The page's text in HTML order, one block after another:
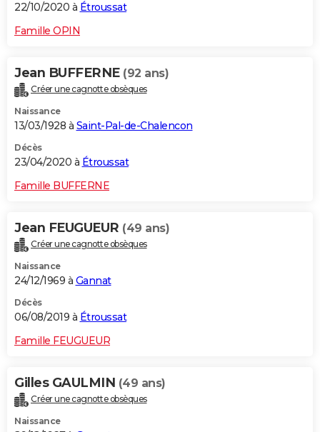
22/10/2020 à Étroussat
Famille OPIN
Jean BUFFERNE (92 ans)
Créer une cagnotte obsèques
Naissance
13/03/1928 à Saint-Pal-de-Chalencon
Décès
23/04/2020 à Étroussat
Famille BUFFERNE
Jean FEUGUEUR (49 ans)
Créer une cagnotte obsèques
Naissance
24/12/1969 à Gannat
Décès
06/08/2019 à Étroussat
Famille FEUGUEUR
Gilles GAULMIN (49 ans)
Créer une cagnotte obsèques
Naissance